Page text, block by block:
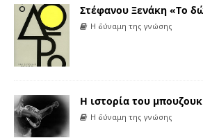
Στέφανου Ξενάκη «Το
Η δύναμη της γνώσης
Η ιστορία του
Η δύναμη της γνώσης